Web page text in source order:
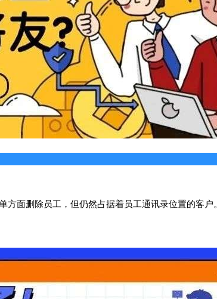
面删除员工，但仍然占据着员工通讯录位置的客户。